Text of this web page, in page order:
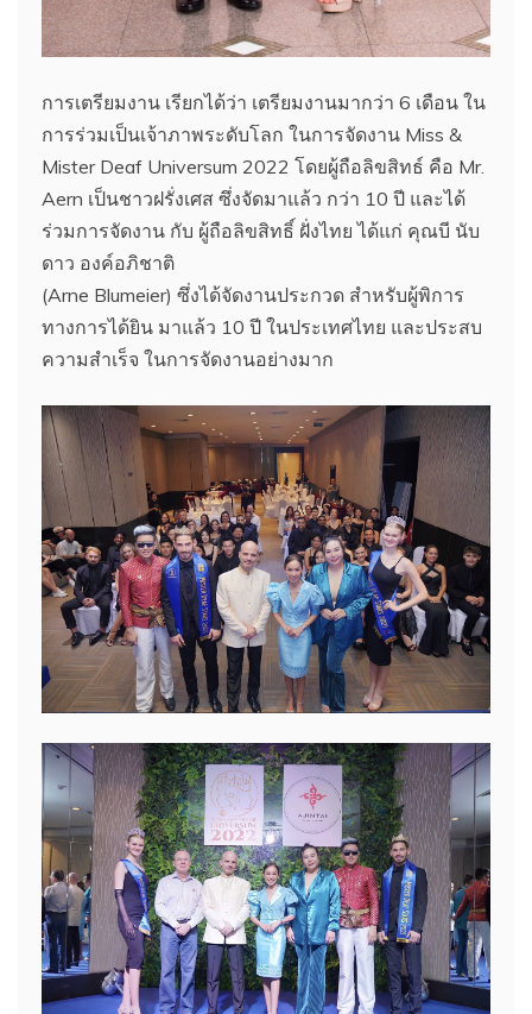
การเตรียมงาน เรียกได้ว่า เตรียมงานมากว่า 6 เดือน ใน
การร่วมเป็นเจ้าภาพระดับโลก ในการจัดงาน Miss &
Mister Deaf Universum 2022 โดยผู้ถือลิขสิทธ์ คือ Mr.
Aern เป็นชาวฝรั่งเศส ซึ่งจัดมาแล้ว กว่า 10 ปี และได้
ร่วมการจัดงาน กับ ผู้ถือลิขสิทธิ์ ฝั่งไทย ได้แก่ คุณบี นับ
ดาว องค์อภิชาติ
(Arne Blumeier) ซึ่งได้จัดงานประกวด สำหรับผู้พิการ
ทางการได้ยิน มาแล้ว 10 ปี ในประเทศไทย และประสบ
ความสำเร็จ ในการจัดงานอย่างมาก